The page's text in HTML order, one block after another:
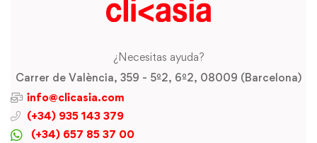
¿Necesitas ayuda?
Carrer de València, 359 - 5º2, 6º2, 08009 (Barcelona)
info@clicasia.com
(+34) 935 143 379
(+34) 657 85 37 00